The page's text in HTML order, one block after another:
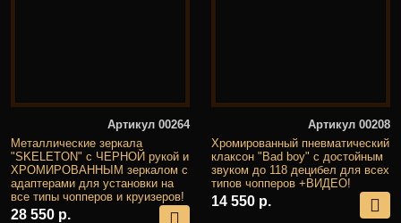
Артикул 00264
Металлические зеркала
"SKELETON" с ЧЕРНОЙ рукой и
ХРОМИРОВАННЫМ зеркалом с
адаптерами для установки на
все типы чопперов и круизеров!
28 550 р.
Артикул 00208
Хромированный пневматический
клаксон "Bad boy" с достойным
звуком до 118 децибел для всех
типов чопперов +ВИДЕО!
14 550 р.